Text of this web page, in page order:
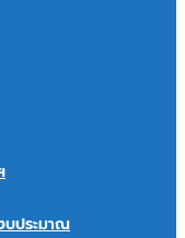
บประมาณ